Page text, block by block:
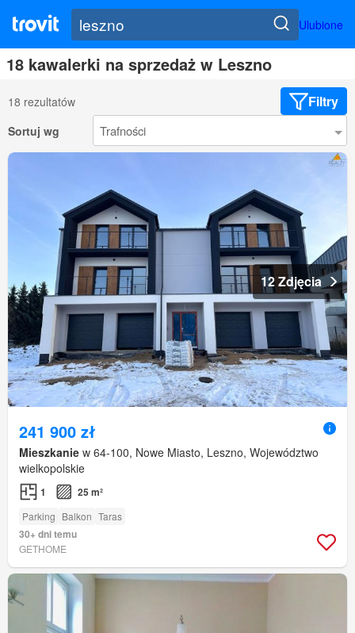
Ulubione
18 kawalerki na sprzedaż w Leszno
18 rezultatów Filtry
Sortuj wg
12 Zdjęcia
241 900 zł
Mieszkanie w 64-100, Nowe Miasto, Leszno, Województwo
wielkopolskie
1 25 m²
Parking Balkon Taras
30+ dni temu
GETHOME